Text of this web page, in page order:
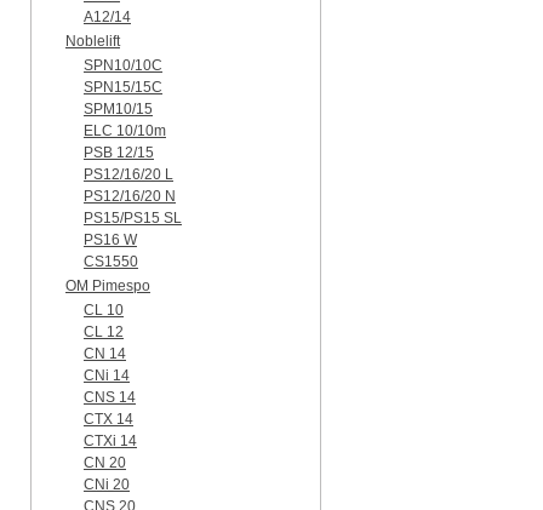
A12/14
Noblelift
SPN10/10C
SPN15/15C
SPM10/15
ELC 10/10m
PSB 12/15
PS12/16/20 L
PS12/16/20 N
PS15/PS15 SL
PS16 W
CS1550
OM Pimespo
CL 10
CL 12
CN 14
CNi 14
CNS 14
CTX 14
CTXi 14
CN 20
CNi 20